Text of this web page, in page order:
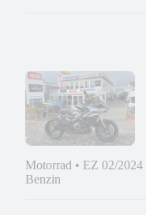
Motorrad • EZ 02/2024
Benzin